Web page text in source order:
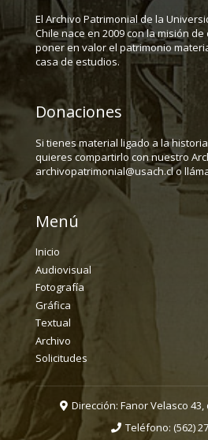
El Archivo Patrimonial de la
Chile nace en 2009 con la misión
poner en valor el patrimonio
casa de estudios.
Donaciones
Si tienes material ligado a la
quieres compartirlo con nuestro
archivopatrimonial@usach.cl o
Menú
Inicio
Audiovisual
Fotografía
Gráfica
Textual
Archivo
Solicitudes
Dirección: Fanor Velasco
Teléfono: (562)